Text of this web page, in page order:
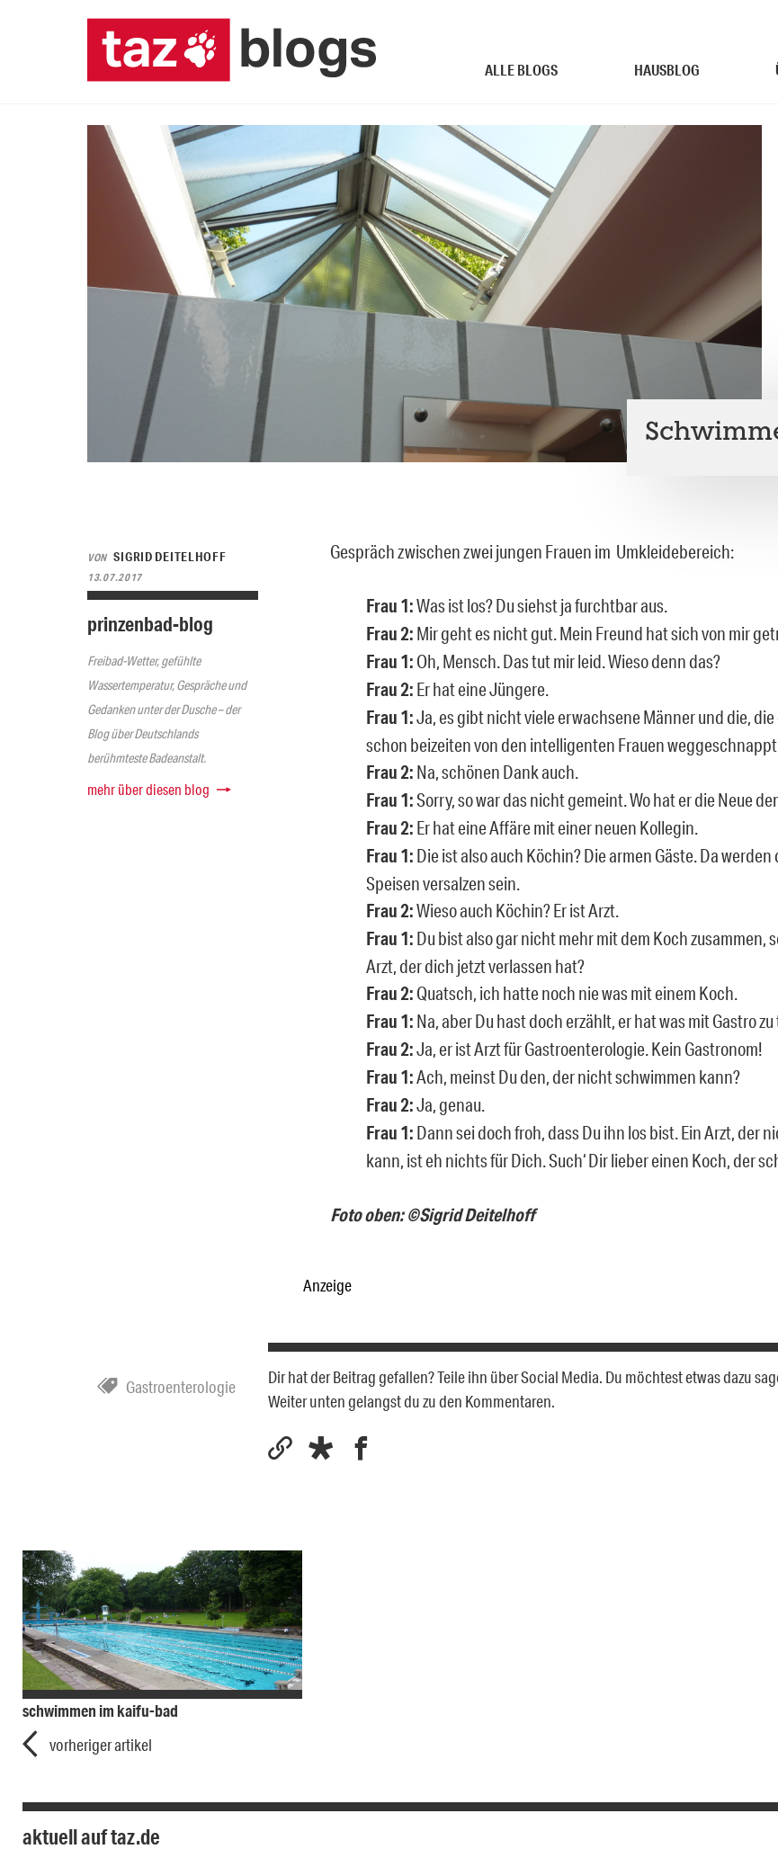
ALLE BLOGS HAUSBLOG
VON SIGRID DEITELHOFF
13.07.2017
prinzenbad-blog
Freibad-Wetter, gefühlte
Wassertemperatur, Gespräche und
Gedanken unter der Dusche – der
Blog über Deutschlands
berühmteste Badeanstalt.
mehr über diesen blog
Gespräch zwischen zwei jungen Frauen im Umkleidebereich:
Frau 1:Was ist los? Du siehst ja furchtbar aus.
Frau 2: Mir geht es nicht gut. Mein Freund hat sich von mir
Frau 1: Oh, Mensch. Das tut mir leid. Wieso denn das?
Frau 2: Er hat eine Jüngere.
Frau 1:Ja, es gibt nicht viele erwachsene Männer und die,
schon beizeiten von den intelligenten Frauen
Frau 2: Na, schönen Dank auch.
Frau 1:Sorry, so war das nicht gemeint. Wo hat er die Neue
Frau 2: Er hat eine Affäre mit einer neuen Kollegin.
Frau 1: Die ist also auch Köchin? Die armen Gäste. Da
Speisen versalzen sein.
Frau 2:Wieso auch Köchin? Er ist Arzt.
Frau 1: Du bist also gar nicht mehr mit dem Koch zusammen,
Arzt, der dich jetzt verlassen hat?
Frau 2: Quatsch, ich hatte noch nie was mit einem Koch.
Frau 1: Na, aber Du hast doch erzählt, er hat was mit Gastro
Frau 2:Ja, er ist Arzt für Gastroenterologie. Kein Gastronom!
Frau 1:Ach, meinst Du den, der nicht schwimmen kann?
Frau 2:Ja, genau.
Frau 1: Dann sei doch froh, dass Du ihn los bist. Ein Arzt, der
kann, ist eh nichts für Dich. Such‘ Dir lieber einen Koch, der
Foto oben: ©Sigrid Deitelhoff
Anzeige
Gastroenterologie
Dir hat der Beitrag gefallen? Teile ihn über Social Media. Du möchtest etwas dazu
Weiter unten gelangst du zu den Kommentaren.
schwimmen im kaifu-bad
vorheriger artikel
aktuell auf taz.de